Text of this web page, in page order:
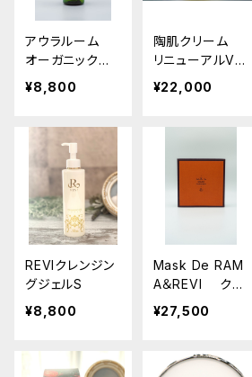
アウラルーム
オーガニックロ
ーション
¥8,800
陶肌クリーム
リニューアルVe
r.
¥22,000
REVIクレンジン
グジェルS
¥8,800
Mask De RAM
A＆REVI クリ
ームラッピング
マスク
¥27,500